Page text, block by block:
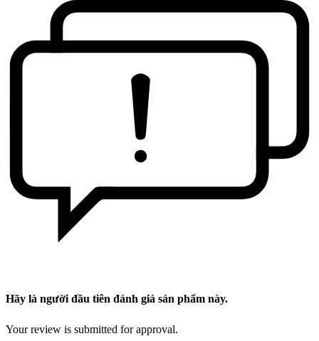
Hãy là người đầu tiên đánh giá sản phẩm này.
Your review is submitted for approval.